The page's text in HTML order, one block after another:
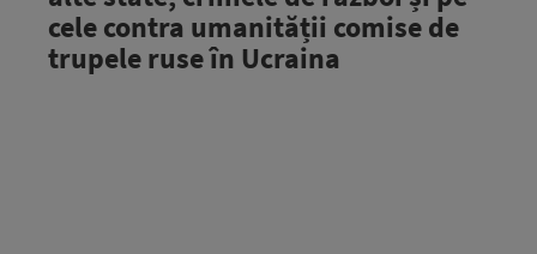
cele contra umanității comise de
trupele ruse în Ucraina